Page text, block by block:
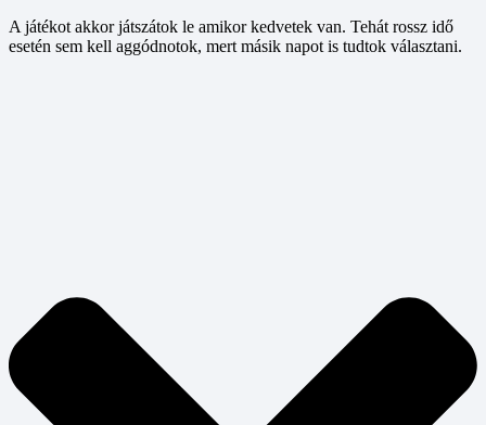
A játékot akkor játszátok le amikor kedvetek van. Tehát rossz idő
esetén sem kell aggódnotok, mert másik napot is tudtok választani.